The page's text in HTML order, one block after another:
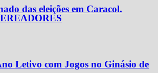
das eleições em Caracol.
Letivo com Jogos no Ginásio de